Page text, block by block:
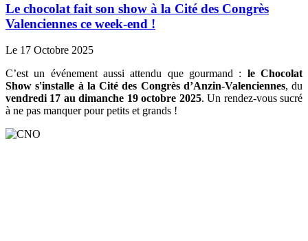
Le chocolat fait son show à la Cité des Congrès
Valenciennes ce week-end !
Le 17 Octobre 2025
C’est un événement aussi attendu que gourmand : le Chocolat
Show s'installe à la Cité des Congrès d’Anzin-Valenciennes, du
vendredi 17 au dimanche 19 octobre 2025. Un rendez-vous sucré
à ne pas manquer pour petits et grands !